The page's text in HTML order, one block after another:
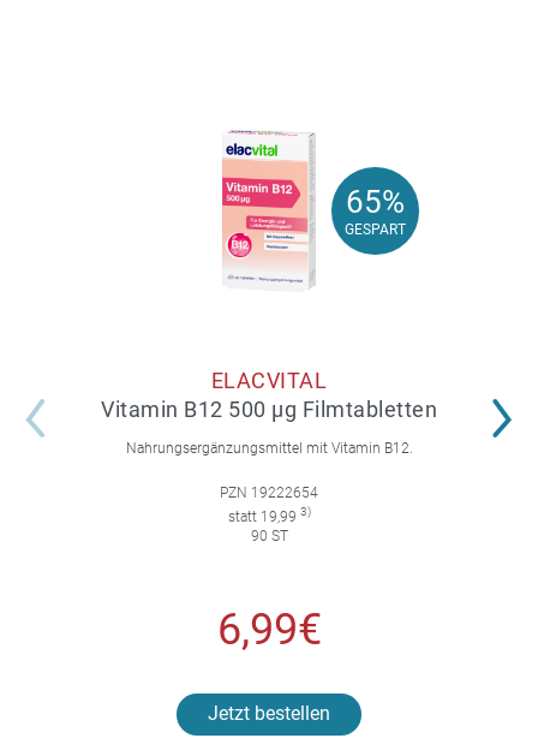
65%
GESPART
65%
GESPART
ELACVITAL
Vitamin B12 500 µg Filmtabletten
Nahrungsergänzungsmittel mit Vitamin B12.
PZN 19222654
statt 19,99 3)
90 ST
6,99€
Jetzt bestellen